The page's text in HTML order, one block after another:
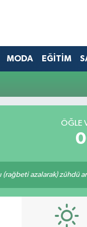
MODA EĞİTİM
ÖĞLE
azalarak) zühdü